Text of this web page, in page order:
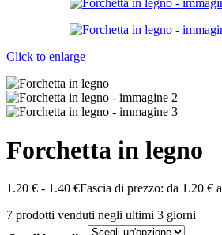
Click to enlarge
Forchetta in legno
1.20 € - 1.40 €Fascia di prezzo: da 1.20 €
7 prodotti venduti negli ultimi 3 giorni